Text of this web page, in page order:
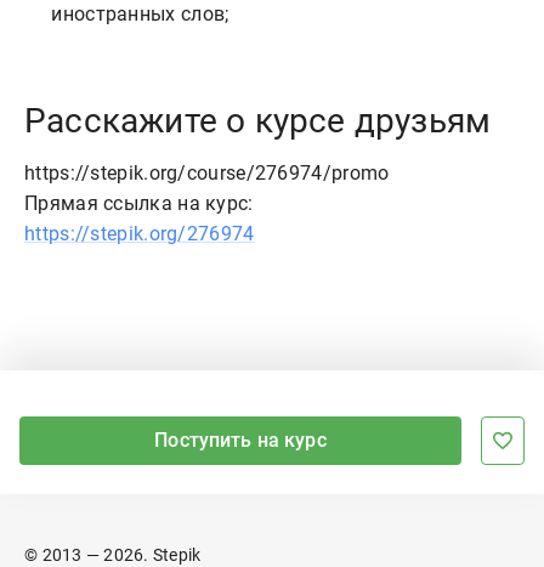
иностранных слов;
Расскажите о курсе друзьям
https://stepik.org/course/276974/promo
Прямая ссылка на курс:
https://stepik.org/276974
Поступить на курс
© 2013 — 2026. Stepik